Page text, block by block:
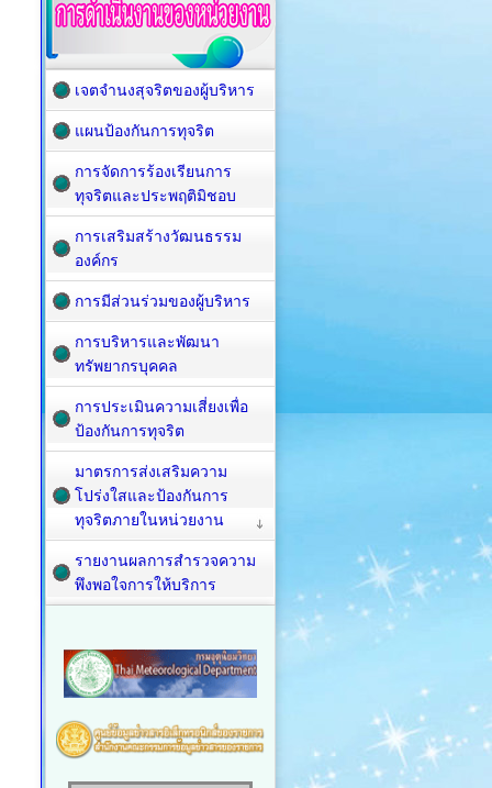
เจตจำนงสุจริตของผู้บริหาร
แผนป้องกันการทุจริต
การจัดการร้องเรียนการ
ทุจริตและประพฤติมิชอบ
การเสริมสร้างวัฒนธรรม
องค์กร
การมีส่วนร่วมของผู้บริหาร
การบริหารและพัฒนา
ทรัพยากรบุคคล
การประเมินความเสี่ยงเพื่อ
ป้องกันการทุจริต
มาตรการส่งเสริมความ
โปร่งใสและป้องกันการ
ทุจริตภายในหน่วยงาน
รายงานผลการสำรวจความ
พึงพอใจการให้บริการ